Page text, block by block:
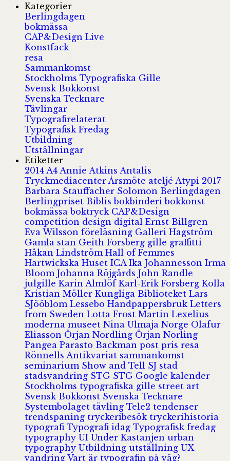
Kategorier
Berlingdagen
bokmässa
CAP&Design Live
Konstfack
resa
Sammankomst
Stockholms Typografiska Gille
Svensk Bokkonst
Svenska Tecknare
Tävlingar
Typografirelaterat
Typografisk Fredag
Utbildning
Utställningar
Etiketter
2014 A4 Annie Atkins Antalis
Tryckmediacenter Årsmöte ateljé Atypi 2017
Barbara Stauffacher Solomon Berlingdagen
Berlingpriset Biblisbokbinderibokkonst
bokmässaboktryck CAP&Design
competition design digital Ernst Billgren
Eva Wilsson föreläsning Galleri Hagström
Gamla stan Geith Forsberg gille graffitti
Håkan Lindström Hall of Femmes
Hartwickska Huset ICA Ika Johannesson Irma
Bloom Johanna Röjgårds John Randle
julgille Karin Almlöf Karl-Erik Forsberg Kolla
Kristian Möller Kungliga Biblioteket Lars
SJööblom Lessebo Handpappersbruk Letters
from Sweden Lotta Frost Martin Lexelius
moderna museet Nina Ulmaja Norge Olafur
Eliasson Örjan Nordling Örjan Norling
Pangea Parasto Backman post pris resa
Rönnells Antikvariat sammankomst
seminarium Show and Tell SJ stad
stadsvandring STG STG Google kalender
Stockholms typografiska gille street art
Svensk Bokkonst Svenska Tecknare
Systembolaget tävling Tele2 tendenser
trendspaning tryckeribesök tryckerihistoria
typografi Typografi idag Typografisk fredag
typography UI Under Kastanjen urban
typography Utbildning utställning UX
vandring Vart är typografin på väg?